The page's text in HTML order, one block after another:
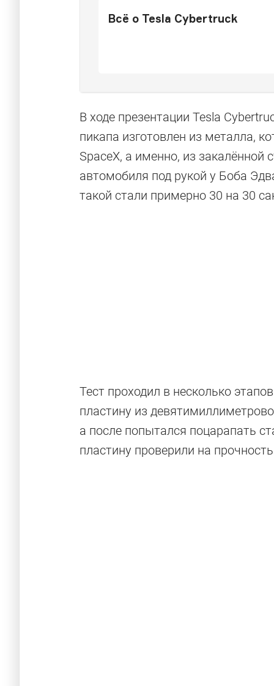
Всё о Tesla Cybertruck
В ходе презентации Tesla
пикапа изготовлен из металла,
SpaceX, а именно, из закалённой
автомобиля под рукой у Боба
такой стали примерно 30 на 30
Тест проходил в несколько
пластину из
а после попытался поцарапать
пластину проверили на